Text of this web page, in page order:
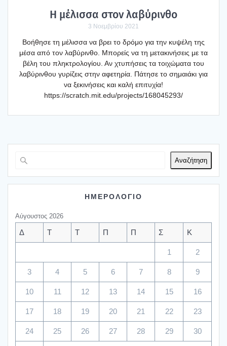
Η μέλισ­σα στον λαβύ­ριν­θο
3 Νοεμβρίου 2021
Βοή­θη­σε τη μέλισ­σα να βρει το δρό­μο για την κυψέ­λη της
μέσα από τον λαβύ­ριν­θο. Μπο­ρείς να τη μετα­κι­νή­σεις με τα
βέλη του πλη­κτρο­λο­γί­ου. Αν χτυ­πή­σεις τα τοι­χώ­μα­τα του
λαβύ­ριν­θου γυρί­ζεις στην αφε­τη­ρία. Πάτη­σε το σημαιά­κι για
να ξεκι­νή­σεις και καλή επι­τυ­χία!
https://scratch.mit.edu/projects/168045293/
Αναζήτηση
ΗΜΕΡΟΛΟΓΙΟ
Αύγουστος 2026
Δ Τ Τ Π Π Σ Κ
1 2
3 4 5 6 7 8 9
10 11 12 13 14 15 16
17 18 19 20 21 22 23
24 25 26 27 28 29 30